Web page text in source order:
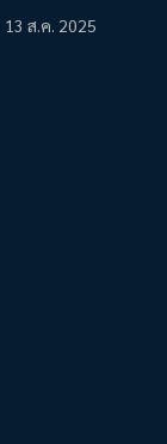
13 ส.ค. 2025